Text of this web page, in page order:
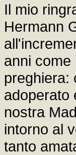
Il mio
Hermann
anni come
preghiera:
adoperato
nostra
intorno al
tanto